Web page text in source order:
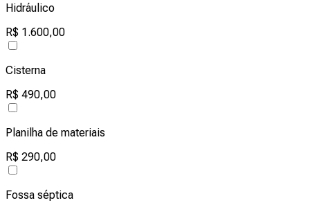
Hidráulico
R$ 1.600,00
Cisterna
R$ 490,00
Planilha de materiais
R$ 290,00
Fossa séptica